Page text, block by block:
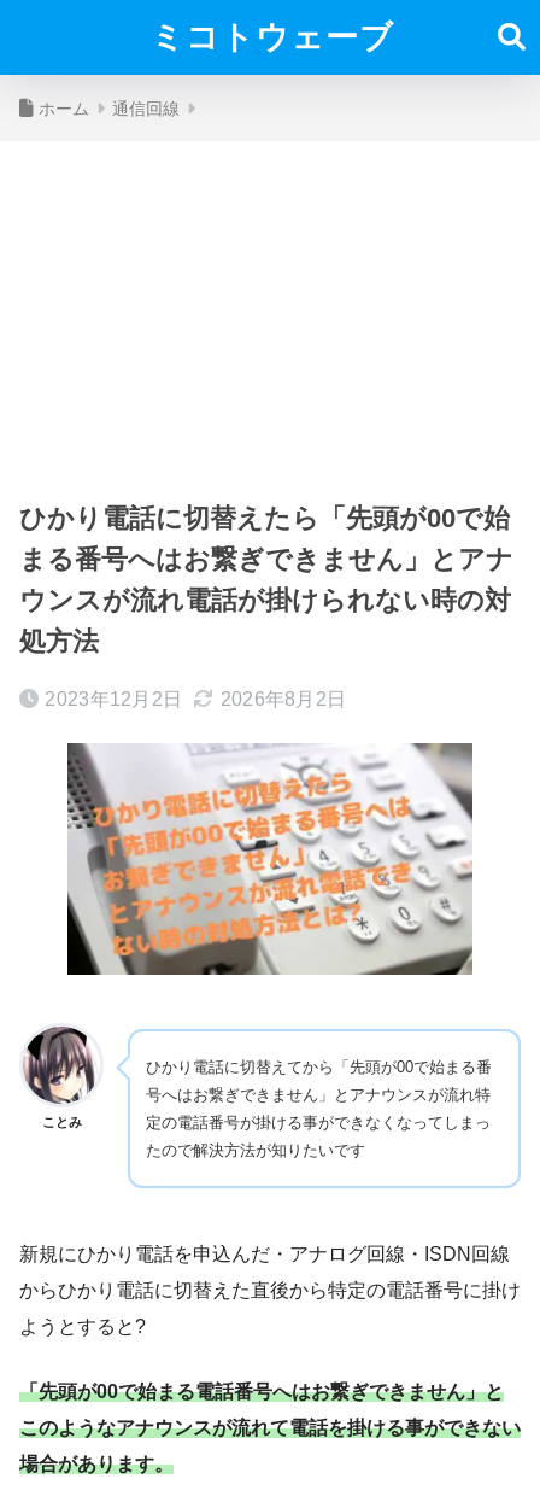
ミコトウェーブ
ホーム 通信回線
ひかり電話に切替えたら「先頭が00で始
まる番号へはお繋ぎできません」とアナ
ウンスが流れ電話が掛けられない時の対
処方法
2023年12月2日 2026年8月2日
ことみ
ひかり電話に切替えてから「先頭が00で始まる番
号へはお繋ぎできません」とアナウンスが流れ特
定の電話番号が掛ける事ができなくなってしまっ
たので解決方法が知りたいです
新規にひかり電話を申込んだ・アナログ回線・ISDN回線
からひかり電話に切替えた直後から特定の電話番号に掛け
ようとすると?
「先頭が00で始まる電話番号へはお繋ぎできません」と
このようなアナウンスが流れて電話を掛ける事ができない
場合があります。